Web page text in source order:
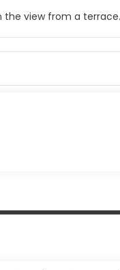
view from a
flat-screen
entertainment.
as safes and desks.
AM.
in the